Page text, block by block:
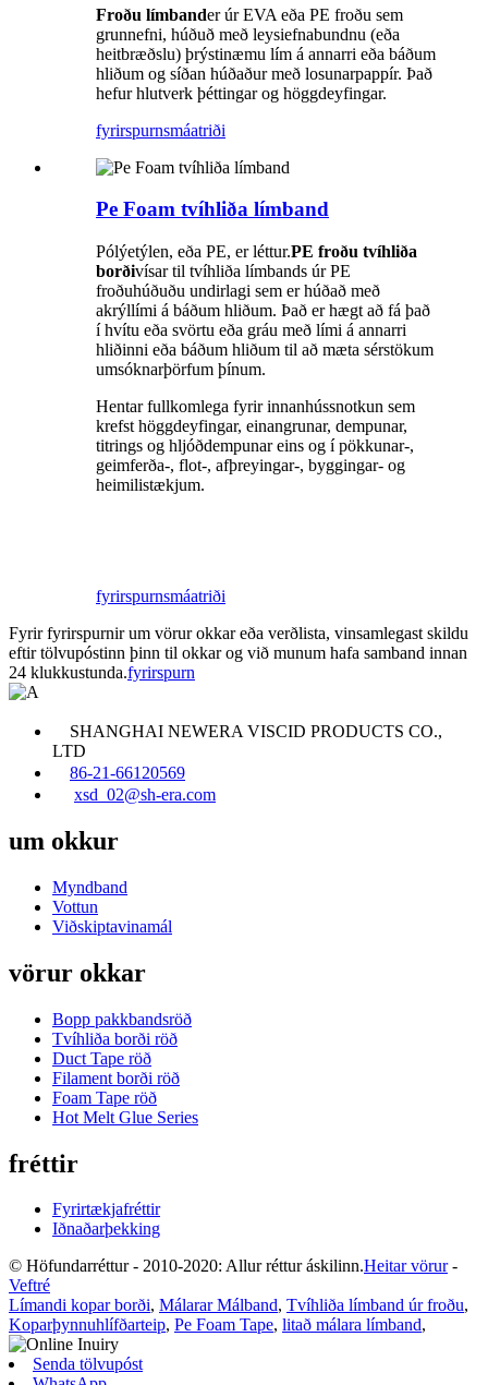
Froðu límbander úr EVA eða PE froðu sem
grunnefni, húðuð með leysiefnabundnu (eða
heitbræðslu) þrýstinæmu lím á annarri eða báðum
hliðum og síðan húðaður með losunarpappír. Það
hefur hlutverk þéttingar og höggdeyfingar.
fyrirspurnsmáatriði
Pe Foam tvíhliða límband
Pólýetýlen, eða PE, er léttur.PE froðu tvíhliða
borðivísar til tvíhliða límbands úr PE
froðuhúðuðu undirlagi sem er húðað með
akrýllími á báðum hliðum. Það er hægt að fá það
í hvítu eða svörtu eða gráu með lími á annarri
hliðinni eða báðum hliðum til að mæta sérstökum
umsóknarþörfum þínum.
Hentar fullkomlega fyrir innanhússnotkun sem
krefst höggdeyfingar, einangrunar, dempunar,
titrings og hljóðdempunar eins og í pökkunar-,
geimferða-, flot-, afþreyingar-, byggingar- og
heimilistækjum.
fyrirspurnsmáatriði
Fyrir fyrirspurnir um vörur okkar eða verðlista, vinsamlegast skildu
eftir tölvupóstinn þinn til okkar og við munum hafa samband innan
24 klukkustunda.fyrirspurn
SHANGHAI NEWERA VISCID PRODUCTS CO.,
LTD
86-21-66120569
xsd_02@sh-era.com
um okkur
Myndband
Vottun
Viðskiptavinamál
vörur okkar
Bopp pakkbandsröð
Tvíhliða borði röð
Duct Tape röð
Filament borði röð
Foam Tape röð
Hot Melt Glue Series
fréttir
Fyrirtækjafréttir
Iðnaðarþekking
© Höfundarréttur - 2010-2020: Allur réttur áskilinn.Heitar vörur-
Veftré
Límandi kopar borði, Málarar Málband, Tvíhliða límband úr froðu,
Koparþynnuhlífðarteip, Pe Foam Tape, litað málara límband,
Senda tölvupóst